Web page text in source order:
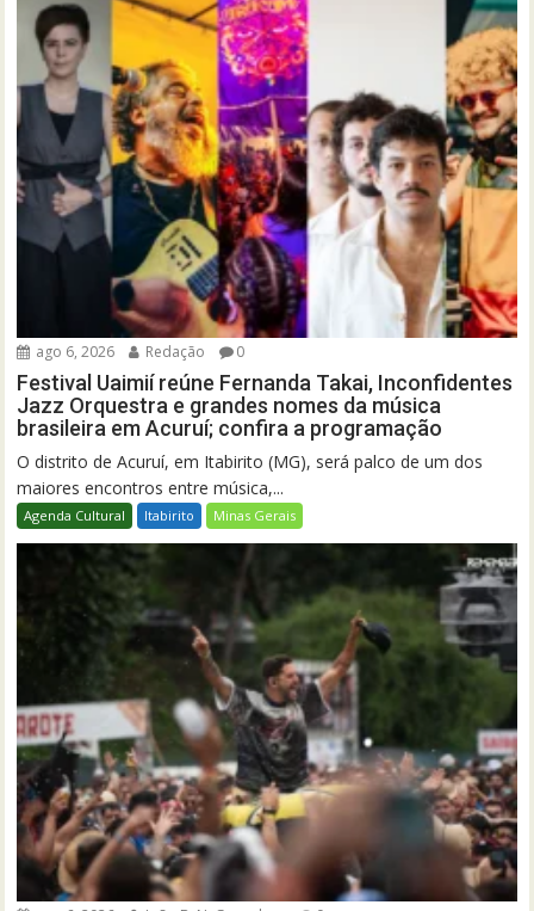
ago 6, 2026 Redação 0
Festival Uaimií reúne Fernanda Takai, Inconfidentes
Jazz Orquestra e grandes nomes da música
brasileira em Acuruí; confira a programação
O distrito de Acuruí, em Itabirito (MG), será palco de um dos
maiores encontros entre música,...
Agenda Cultural Itabirito Minas Gerais